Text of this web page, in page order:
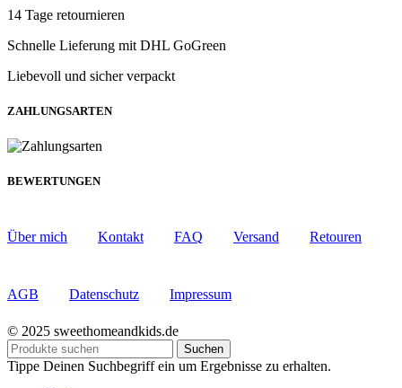
14 Tage retournieren
Schnelle Lieferung mit DHL GoGreen
Liebevoll und sicher verpackt
ZAHLUNGSARTEN
BEWERTUNGEN
Über mich Kontakt FAQ Versand Retouren
AGB Datenschutz Impressum
© 2025 sweethomeandkids.de
Suchen
Tippe Deinen Suchbegriff ein um Ergebnisse zu erhalten.